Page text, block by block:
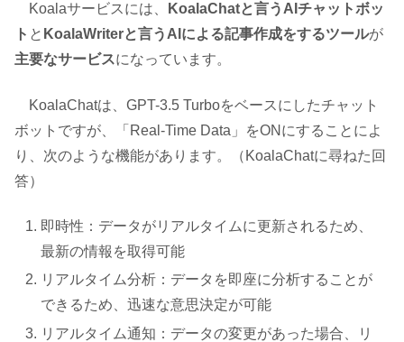
Koalaサービスには、
KoalaChatと言うAIチャットボッ
ト と KoalaWriterと言うAIによる記事作成をするツールが
主要なサービスになっています。
KoalaChatは、GPT-3.5 Turboをベースにしたチャット
ボットですが、「Real-Time Data」をONにすることによ
り、次のような機能があります。（KoalaChatに尋ねた回
答）
即時性：データがリアルタイムに更新されるため、
最新の情報を取得可能
リアルタイム分析：データを即座に分析することが
できるため、迅速な意思決定が可能
リアルタイム通知：データの変更があった場合、リ